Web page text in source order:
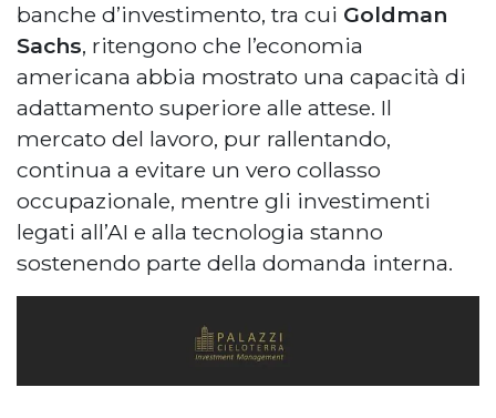
banche d’investimento, tra cui Goldman
Sachs, ritengono che l’economia
americana abbia mostrato una capacità di
adattamento superiore alle attese. Il
mercato del lavoro, pur rallentando,
continua a evitare un vero collasso
occupazionale, mentre gli investimenti
legati all’AI e alla tecnologia stanno
sostenendo parte della domanda interna.